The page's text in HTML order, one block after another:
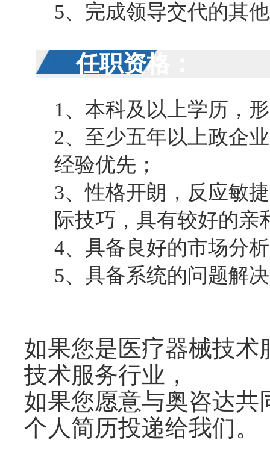
5、完成领导交代的其
任职资格：
1、本科及以上学历，
2、至少五年以上政企
经验优先；
3、性格开朗，反应敏
际技巧，具有较好的亲
4、具备良好的市场分
5、具备系统的问题解
如果您是医疗器械技术
技术服务行业，
如果您愿意与奥咨达共
个人简历投递给我们。